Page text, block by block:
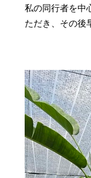
私の同行者を中
ただき、その後